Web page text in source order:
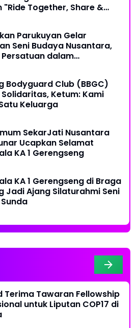
"Ride Together, Share &
Parukuyan Gelar
Seni Budaya Nusantara,
dalam
Bodyguard Club (BBGC)
Ketum: Kami
Keluarga
SekarJati Nusantara
Ucapkan Selamat
KA 1 Gerengseng
KA 1 Gerengseng di Braga
Jadi Ajang Silaturahmi Seni
Terima Tawaran Fellowship
untuk Liputan COP17 di